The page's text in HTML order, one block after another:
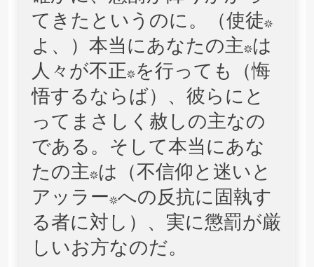
てきたというのに。（使徒*
よ、）本当にあなたの主*は
人々が不正*を行っても（悔
悟するならば）、彼らにと
ってまさしく赦しの主なの
である。そして本当にあな
たの主*は（不信仰と迷いと
アッラー*への反抗に固執す
る者に対し）、実に懲罰が厳
しいお方なのだ。